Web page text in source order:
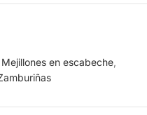
Mejillones en escabeche